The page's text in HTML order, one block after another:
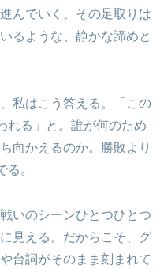
んでいく。その足取りは
るような、静かな諦めと
私はこう答える。「この
れる」と。誰が何のため
向かえるのか。勝敗より
る。
いのシーンひとつひとつ
見える。だからこそ、グ
台詞がそのまま刻まれて